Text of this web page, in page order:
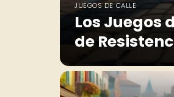
JUEGOS DE CALLE
Los Juegos
de